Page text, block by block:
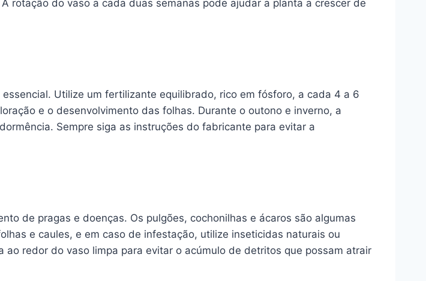
rotação do vaso a cada duas semanas pode ajudar a planta a crescer de
Utilize um fertilizante equilibrado, rico em fósforo, a cada 4 a 6
e o desenvolvimento das folhas. Durante o outono e inverno, a
Sempre siga as instruções do fabricante para evitar a
de pragas e doenças. Os pulgões, cochonilhas e ácaros são algumas
e caules, e em caso de infestação, utilize inseticidas naturais ou
redor do vaso limpa para evitar o acúmulo de detritos que possam atrair